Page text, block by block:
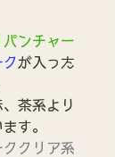
ンチャー
が入った
、茶系より
す。
ククリア系